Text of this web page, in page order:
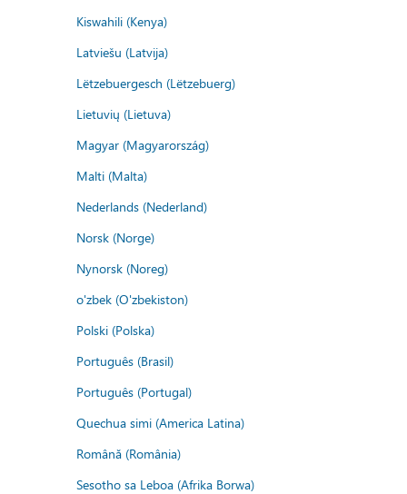
Kiswahili (Kenya)
Latviešu (Latvija)
Lëtzebuergesch (Lëtzebuerg)
Lietuvių (Lietuva)
Magyar (Magyarország)
Malti (Malta)
Nederlands (Nederland)
Norsk (Norge)
Nynorsk (Noreg)
o'zbek (O'zbekiston)
Polski (Polska)
Português (Brasil)
Português (Portugal)
Quechua simi (America Latina)
Română (România)
Sesotho sa Leboa (Afrika Borwa)